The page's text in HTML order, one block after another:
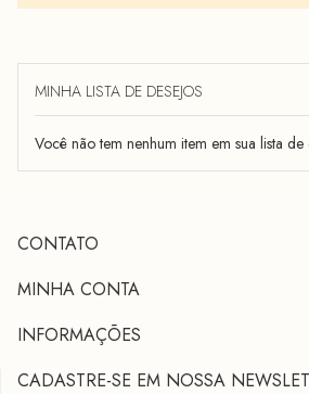
MINHA LISTA DE DESEJOS
Você não tem nenhum item em sua lista de
CONTATO
MINHA CONTA
INFORMAÇÕES
CADASTRE-SE EM NOSSA